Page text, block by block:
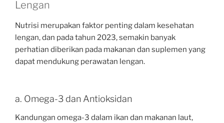
Lengan
Nutrisi merupakan faktor penting dalam kesehatan
lengan, dan pada tahun 2023, semakin banyak
perhatian diberikan pada makanan dan suplemen yang
dapat mendukung perawatan lengan.
a. Omega-3 dan Antioksidan
Kandungan omega-3 dalam ikan dan makanan laut,